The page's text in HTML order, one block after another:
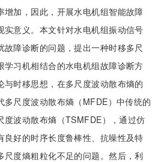
增加，因此，开展水电机组智能故障
实意义。本文针对水电机组振动信号
障诊断的问题，提出一种时移多尺
学习机相结合的水电机组故障诊断方
时移思想，在多尺度波动散布熵的
多尺度波动散布熵（MFDE）中传统的
度波动散布熵（TSMFDE），通过仿
良好的时序长度鲁棒性、抗噪性及特
度熵粗粒化不足的问题。然后，利